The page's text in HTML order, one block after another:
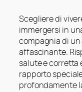
Scegliere di
immergersi in
compagnia di
affascinante.
salute e corretta
rapporto
profondamente